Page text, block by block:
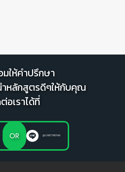
มให้คำปรึกษา
ำหลักสูตรดีๆให้กับคุณ
อเราได้ที่
OR @SAFETYINTHAI